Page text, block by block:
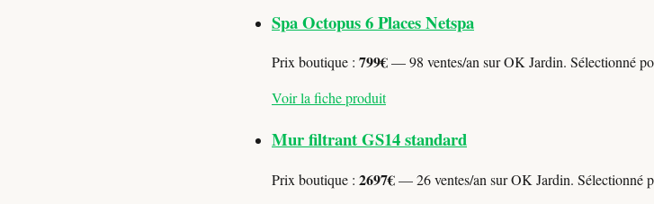
Spa Octopus 6 Places Netspa
Prix boutique : 799€— 98 ventes/an sur OK Jardin. Sélectionné
Voir la fiche produit
Mur filtrant GS14 standard
Prix boutique : 2697€— 26 ventes/an sur OK Jardin. Sélectionné